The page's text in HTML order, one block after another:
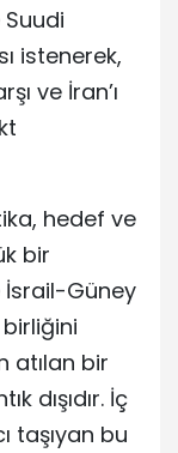
Suudi
istenerek,
ve İran’ı
hedef ve
bir
İsrail-Güney
birliğini
atılan bir
dışıdır. İç
taşıyan bu